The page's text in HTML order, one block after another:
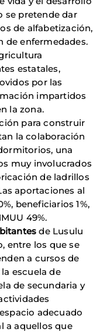
se pretende dar
de alfabetización,
de enfermedades.
estatales,
por las
impartidos
la zona.
para construir
la colaboración
una
muy involucrados
de ladrillos
aportaciones al
beneficiarios 1%,
49%.
de Lusulu
entre los que se
a cursos de
escuela de
de secundaria y
adecuado
a aquellos que